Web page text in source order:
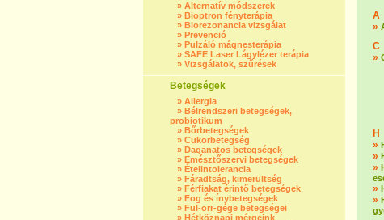
» Alternatív módszerek
» Bioptron fényterápia
» Biorezonancia vizsgálat
» Prevenció
» Pulzáló mágnesterápia
» SAFE Laser Lágylézer terápia
» Vizsgálatok, szűrések
Betegségek
» Allergia
» Bélrendszeri betegségek,
probiotikum
» Bőrbetegségek
» Cukorbetegség
» Daganatos betegségek
» Emésztőszervi betegségek
» Ételintolerancia
» Fáradtság, kimerültség
» Férfiakat érintő betegségek
» Fog és ínybetegségek
» Fül-orr-gége betegségei
» Hétköznapi mérgeink
A
»
C
»
H
»
»
»
»
»